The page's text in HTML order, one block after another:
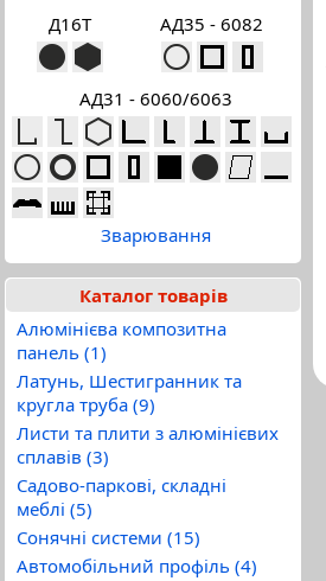
Д16Т
АД35 - 6082
АД31 - 6060/6063
Зварювання
Каталог товарів
Алюмінієва композитна
панель (1)
Латунь, Шестигранник та
кругла труба (9)
Листи та плити з алюмінієвих
сплавів (3)
Садово-паркові, складні
меблі (5)
Сонячні системи (15)
Автомобільний профіль (4)